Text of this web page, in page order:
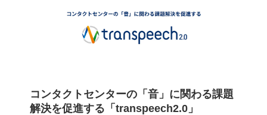
コンタクトセンターの「音」に関わる課題
解決を促進する「transpeech2.0」